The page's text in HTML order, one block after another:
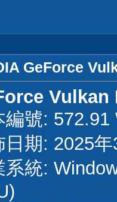
GeForce
編號: 572.91
日期: 2025
系統: